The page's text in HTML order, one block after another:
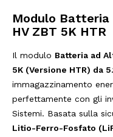
Modulo Batteria
HV ZBT 5K HTR
Il modulo Batteria ad
5K (Versione HTR) da
immagazzinamento
perfettamente con gli
Sistemi. Basata sulla
Litio-Ferro-Fosfato